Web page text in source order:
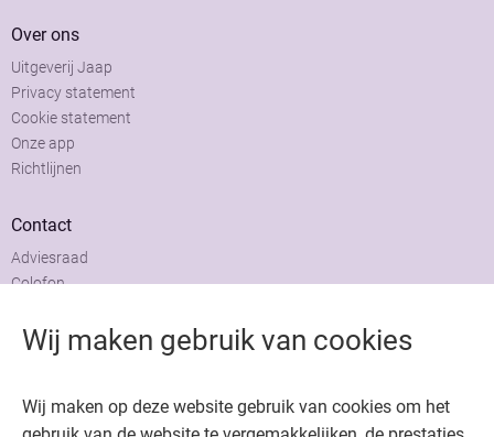
Wij maken gebruik van cookies
Wij maken op deze website gebruik van cookies om het
Over ons
Uitgeverij Jaap
Privacy statement
Cookie statement
Onze app
Richtlijnen
Contact
Adviesraad
Colofon